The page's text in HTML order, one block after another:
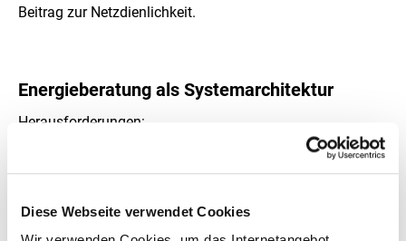
Diese Webseite verwendet Cookies
Beitrag zur Netzdienlichkeit.
Energieberatung als Systemarchitektur
Herausforderungen:
Komponenten sind
ineinander.
Wirtschaftlichkeit ohne Betriebsstrategie: Die